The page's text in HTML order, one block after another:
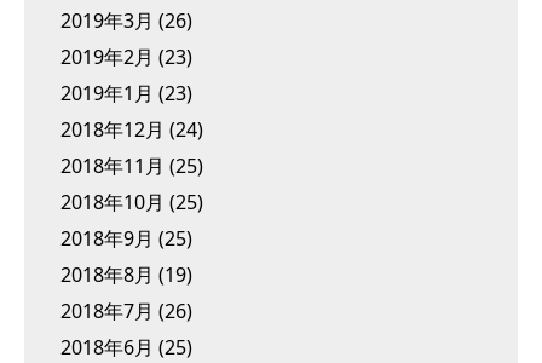
2019年3月 (26)
2019年2月 (23)
2019年1月 (23)
2018年12月 (24)
2018年11月 (25)
2018年10月 (25)
2018年9月 (25)
2018年8月 (19)
2018年7月 (26)
2018年6月 (25)